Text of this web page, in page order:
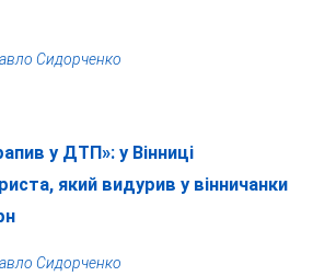
Сидорченко
у ДТП»: у Вінниці
який видурив у вінничанки
Сидорченко